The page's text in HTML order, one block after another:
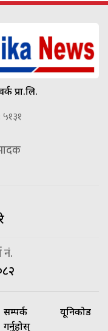
प्रा.लि.
५१३१
नं.
सम्पर्क
गर्नुहोस्
यूनिकोड